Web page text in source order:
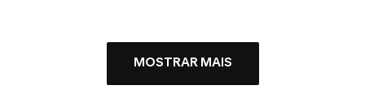
MOSTRAR MAIS